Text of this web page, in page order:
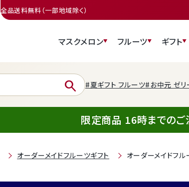
全品送料無料（一部地域除く）
マスクメロン フルーツ ギフト
search #夏ギフト フルーツ#お中元 ゼリ
限定商品 16時までの
オーダーメイドフルーツギフト オーダーメイドフル